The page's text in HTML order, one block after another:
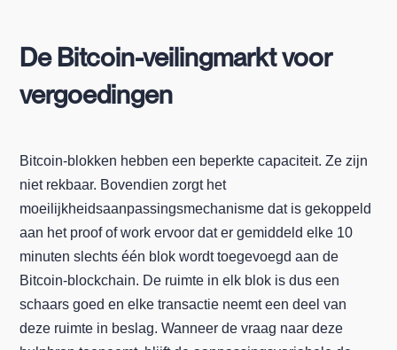
De Bitcoin-veilingmarkt voor
vergoedingen
Bitcoin-blokken hebben een beperkte capaciteit. Ze zijn
niet rekbaar. Bovendien zorgt het
moeilijkheidsaanpassingsmechanisme dat is gekoppeld
aan het proof of work ervoor dat er gemiddeld elke 10
minuten slechts één blok wordt toegevoegd aan de
Bitcoin-blockchain. De ruimte in elk blok is dus een
schaars goed en elke transactie neemt een deel van
deze ruimte in beslag. Wanneer de vraag naar deze